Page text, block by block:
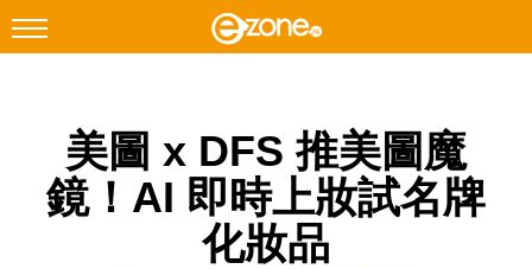
Facebook Instagram
科技焦點
美圖 x DFS 推美圖魔
鏡！AI 即時上妝試名牌
化妝品